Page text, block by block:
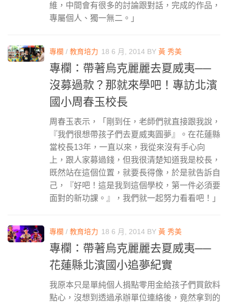
維，中間會有很多的討論跟對話，完成的作品，
專屬個人、獨一無二。」
專欄 / 教育培力 18 6 月, 2014 BY 黃 秀美
專欄：帶著烏克麗麗去夏威夷──
沒募過款？那就來學吧！專訪北濱
國小周春玉校長
周春玉表示，「剛到任，老師們就直接跟我說，
『我們很想帶孩子們去夏威夷圓夢』。在花蓮縣
當校長13年，一直以來，我從來沒有手心向
上，跟人家募過錢，但我很清楚知道我是校長，
既然站在這個位置，就要長得像，於是就告訴自
己，『好吧！這是我到這個學校，第一件必須要
面對的新功課。』，我們就一起努力看看吧！」
專欄 / 教育培力 18 6 月, 2014 BY 黃 秀美
專欄：帶著烏克麗麗去夏威夷──
花蓮縣北濱國小追夢紀實
我原本只是單純個人捐點零用金給孩子們買飲料
點心，沒想到透過承辦單位連絡後，竟然拿到的